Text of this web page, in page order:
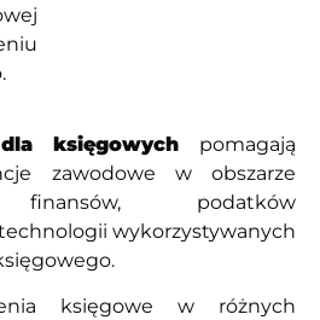
księgowych pomagają
zawodowe w obszarze
finansów, podatków
wykorzystywanych
księgowe w różnych